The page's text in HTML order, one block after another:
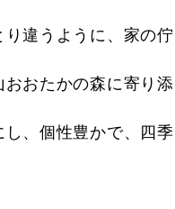
り違うように、家の
おたかの森に寄り
し、個性豊かで、四